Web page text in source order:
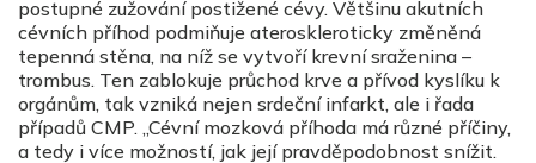
postupné zužování postižené cévy. Většinu akutních
cévních příhod podmiňuje ateroskleroticky změněná
tepenná stěna, na níž se vytvoří krevní sraženina –
trombus. Ten zablokuje průchod krve a přívod kyslíku k
orgánům, tak vzniká nejen srdeční infarkt, ale i řada
případů CMP. „Cévní mozková příhoda má různé příčiny,
a tedy i více možností, jak její pravděpodobnost snížit.